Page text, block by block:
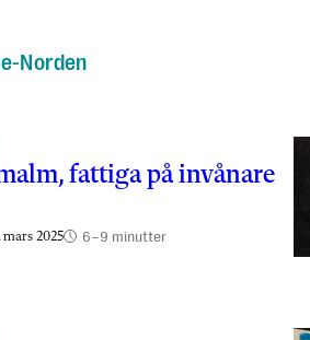
Norden
fattiga på invånare
mars 2025 6–9 minutter